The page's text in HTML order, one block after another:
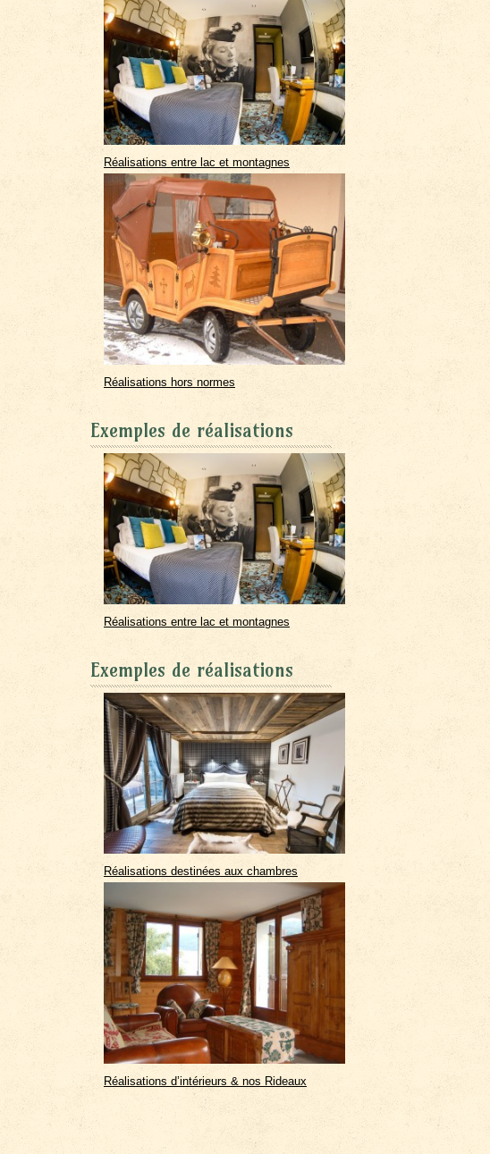
Réalisations entre lac et montagnes
Réalisations hors normes
Exemples de réalisations
Réalisations entre lac et montagnes
Exemples de réalisations
Réalisations destinées aux chambres
Réalisations d’intérieurs & nos Rideaux